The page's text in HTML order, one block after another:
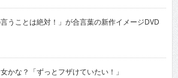
うことは絶対！」が合言葉の新作イメージDVD
かな？「ずっとフザけていたい！」